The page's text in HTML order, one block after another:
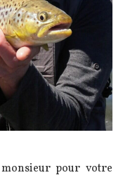
pour votre